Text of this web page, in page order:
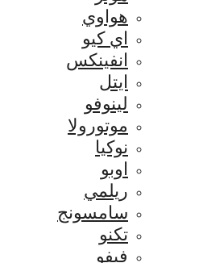
هواوي
اي كيو
انفينكس
ايتل
لينوفو
موتورولا
نوكيا
اوبو
ريلمي
سامسونج
تكنو
فيفو